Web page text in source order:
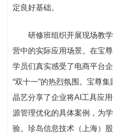
定良好基础。
研修班组织开展现场教学
营中的实际应用场景。在宝
学员们真实感受了电商平台
“双十一”的热烈氛围。宝尊
晶艺分享了企业将AI工具应
源管理优化的具体案例，为
验。珍岛信息技术（上海）